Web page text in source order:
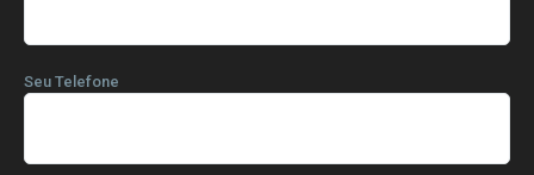
Seu Telefone